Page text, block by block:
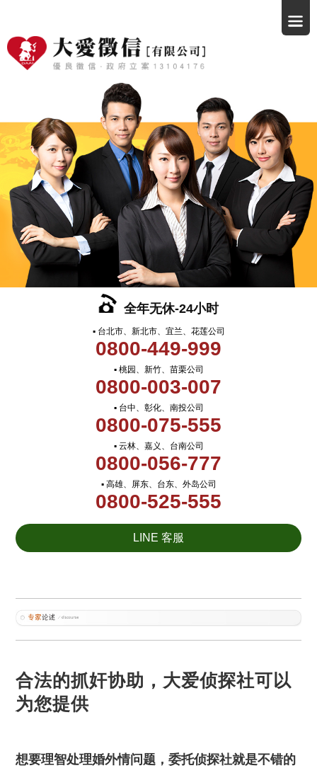
全年无休-24小时
▪ 台北市、新北市、宜兰、花莲公司
0800-449-999
▪ 桃园、新竹、苗栗公司
0800-003-007
▪ 台中、彰化、南投公司
0800-075-555
▪ 云林、嘉义、台南公司
0800-056-777
▪ 高雄、屏东、台东、外岛公司
0800-525-555
LINE 客服
合法的抓奸协助，大爱侦探社可以
为您提供
想要理智处理婚外情问题，委托侦探社就是不错的